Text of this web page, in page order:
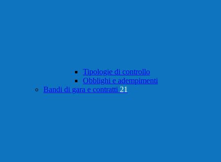
Tipologie di controllo
Obblighi e adempimenti
Bandi di gara e contratti 21